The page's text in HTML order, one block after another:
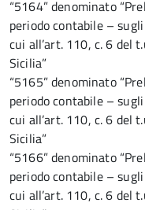
“5164” denominato
periodo contabile –
cui all’art. 110, c. 6 del
Sicilia”
“5165” denominato
periodo contabile –
cui all’art. 110, c. 6 del
Sicilia”
“5166” denominato
periodo contabile –
cui all’art. 110, c. 6 del